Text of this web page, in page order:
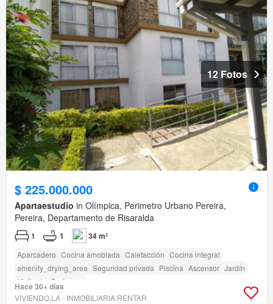
12 Fotos
$ 225.000.000
Apartaestudio in Olímpica, Perimetro Urbano Pereira,
Pereira, Departamento de Risaralda
1 1 34 m²
Aparcadero Cocina amoblada Calefacción Cocina integral
amenity_drying_area Seguridad privada Piscina Ascensor Jardín
Vigilante
Barbecue
Hace 30+ días
VIVIENDO.LA - INMOBILIARIA RENTAR